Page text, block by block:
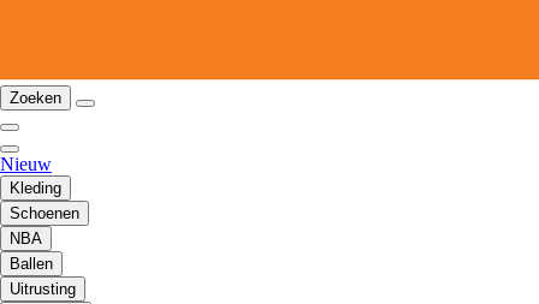
Zoeken
Nieuw
Kleding
Schoenen
NBA
Ballen
Uitrusting